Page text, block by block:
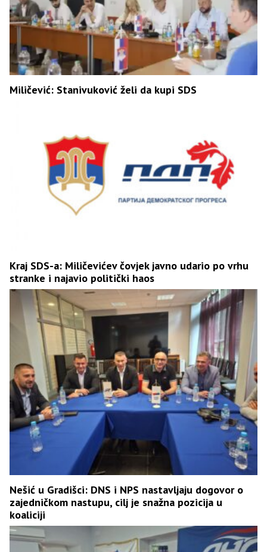
Miličević: Stanivuković želi da kupi SDS
Kraj SDS-a: Miličevićev čovjek javno udario po vrhu
stranke i najavio politički haos
Nešić u Gradišci: DNS i NPS nastavljaju dogovor o
zajedničkom nastupu, cilj je snažna pozicija u
koaliciji